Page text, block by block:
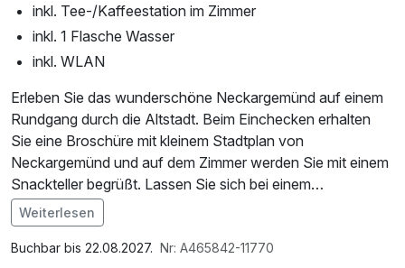
inkl. Tee-/Kaffeestation im Zimmer
inkl. 1 Flasche Wasser
inkl. WLAN
Erleben Sie das wunderschöne Neckargemünd auf einem
Rundgang durch die Altstadt. Beim Einchecken erhalten
Sie eine Broschüre mit kleinem Stadtplan von
Neckargemünd und auf dem Zimmer werden Sie mit einem
Snackteller begrüßt. Lassen Sie sich bei einem
Spaziergang durch Neckargemünd vom Charme der
Fachwerkhäuser verzaubern, es gibt Vieles aus
vergangenen Zeiten zu entdecken. Verweilen Sie am
Im Angebot enthalten
1 Flasche Mineralwasser, W-LAN Nutzung /
Weiterlesen
Buchbar bis 22.08.2027. Nr: A465842-11770